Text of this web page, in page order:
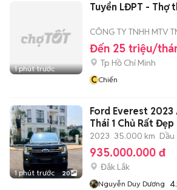
1 phút trước
Tuyển LĐPT - Thợ
CÔNG TY TNHH MTV
Đến 25 triệu/
Tp Hồ Chí Minh
CChiến
1 phút trước 20
Ford Everest
Thái 1 Chủ Rất Đẹp
2023 35.000 km Dầu
935.000.000 đ
Đắk Lắk
Nguyễn Duy Dương